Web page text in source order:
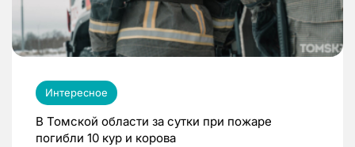
Интересное
В Томской области за сутки при пожаре
погибли 10 кур и корова